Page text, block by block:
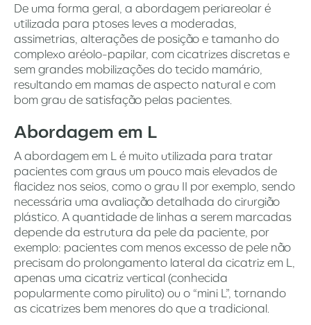
De uma forma geral, a abordagem periareolar é
utilizada para ptoses leves a moderadas,
assimetrias, alterações de posição e tamanho do
complexo aréolo-papilar, com cicatrizes discretas e
sem grandes mobilizações do tecido mamário,
resultando em mamas de aspecto natural e com
bom grau de satisfação pelas pacientes.
Abordagem em L
A abordagem em L é muito utilizada para tratar
pacientes com graus um pouco mais elevados de
flacidez nos seios, como o grau II por exemplo, sendo
necessária uma avaliação detalhada do cirurgião
plástico. A quantidade de linhas a serem marcadas
depende da estrutura da pele da paciente, por
exemplo: pacientes com menos excesso de pele não
precisam do prolongamento lateral da cicatriz em L,
apenas uma cicatriz vertical (conhecida
popularmente como pirulito) ou o “mini L”, tornando
as cicatrizes bem menores do que a tradicional.